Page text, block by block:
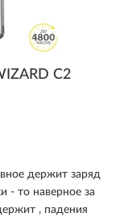
C2
держит заряд
- то наверное за
, падения